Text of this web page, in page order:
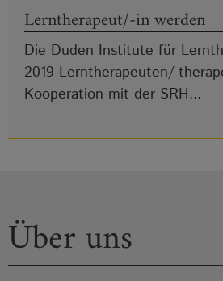
Lerntherapeut/-in werden
Die Duden Institute für
2019 Lerntherapeuten/-
Kooperation mit der SRH...
Über uns